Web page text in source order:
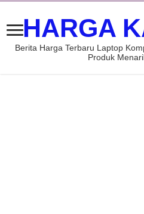
HARGA
Berita Harga Terbaru Laptop
Produk